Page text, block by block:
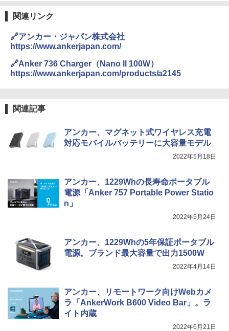
関連リンク
🔗アンカー・ジャパン株式会社
https://www.ankerjapan.com/
🔗Anker 736 Charger（Nano ll 100W）
https://www.ankerjapan.com/products/a2145
関連記事
アンカー、マグネット式ワイヤレス充電
対応モバイルバッテリーに大容量モデル
2022年5月18日
アンカー、1229Whの長寿命ポータブル
電源「Anker 757 Portable Power Statio
n」
2022年5月24日
アンカー、1229Whの5年保証ポータブル
電源。ブランド最大容量で出力1500W
2022年4月14日
アンカー、リモートワーク向けWebカメ
ラ「AnkerWork B600 Video Bar」。ラ
イト内蔵
2022年6月21日